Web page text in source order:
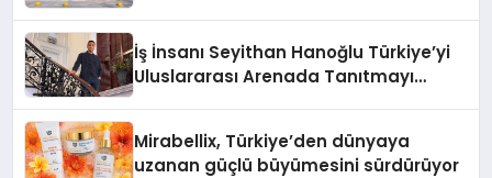
İş İnsanı Seyithan Hanoğlu Türkiye’yi
Uluslararası Arenada Tanıtmayı
Mirabellix, Türkiye’den dünyaya
uzanan güçlü büyümesini sürdürüyor